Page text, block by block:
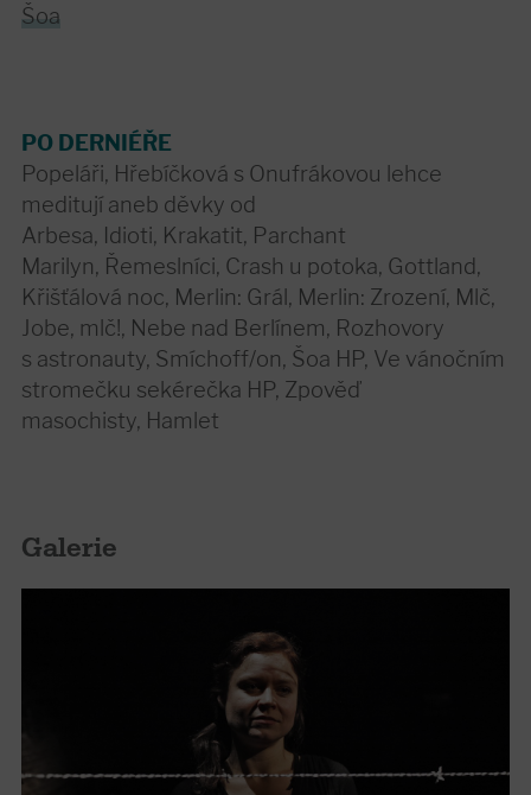
Šoa
PO DERNIÉŘE
Popeláři, Hřebíčková s Onufrákovou lehce
meditují aneb děvky od
Arbesa, Idioti, Krakatit, Parchant
Marilyn, Řemeslníci, Crash u potoka, Gottland,
Křišťálová noc, Merlin: Grál, Merlin: Zrození, Mlč,
Jobe, mlč!, Nebe nad Berlínem, Rozhovory
s astronauty, Smíchoff/on, Šoa HP, Ve vánočním
stromečku sekérečka HP, Zpověď
masochisty, Hamlet
Galerie